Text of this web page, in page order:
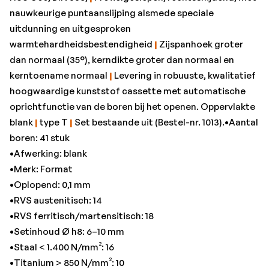
•Staal < 1.400 N/mm²: 16
•Titanium > 850 N/mm²: 10
nauwkeurige puntaanslijping alsmede speciale
uitdunning en uitgesproken
warmtehardheidsbestendigheid | Zijspanhoek groter
dan normaal (35°), kerndikte groter dan normaal en
kerntoename normaal | Levering in robuuste, kwalitatief
hoogwaardige kunststof cassette met automatische
oprichtfunctie van de boren bij het openen. Oppervlakte
blank | type T | Set bestaande uit (Bestel-nr. 1013).•Aantal
boren: 41 stuk
•Afwerking: blank
•Merk: Format
•Oplopend: 0,1 mm
•RVS austenitisch: 14
•RVS ferritisch/martensitisch: 18
•Setinhoud Ø h8: 6–10 mm
•Staal < 1.400 N/mm²: 16
•Titanium > 850 N/mm²: 10